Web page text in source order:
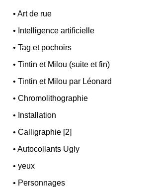
•Art de rue
• Intelligence artificielle
•Tag et pochoirs
•Tintin et Milou (suite et fin)
•Tintin et Milou par Léonard
•Chromolithographie
• Installation
•Calligraphie [2]
•Autocollants Ugly
•yeux
• Personnages